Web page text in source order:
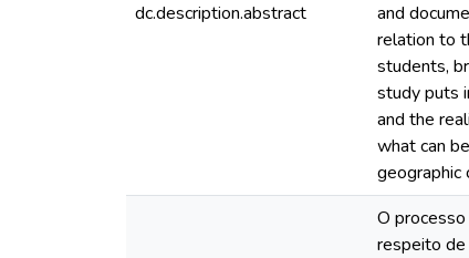
dc.description.abstract
and
relation to
students,
study puts
and the
what can
geographic
O
respeito de